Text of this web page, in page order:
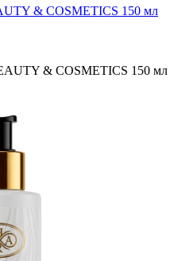
& COSMETICS 150 мл
& COSMETICS 150 мл